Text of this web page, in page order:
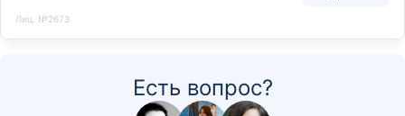
Лиц. №2673
Есть вопрос?